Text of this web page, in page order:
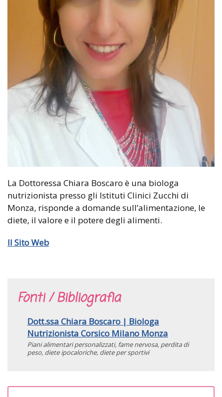
La Dottoressa Chiara Boscaro è una biologa
nutrizionista presso gli Istituti Clinici Zucchi di
Monza, risponde a domande sull’alimentazione, le
diete, il valore e il potere degli alimenti.
Il Sito Web
Fonti / Bibliografia
Dott.ssa Chiara Boscaro | Biologa
Nutrizionista Corsico Milano Monza
Piani alimentari personalizzati, fame nervosa, perdita di
peso, diete ipocaloriche, diete per sportivi